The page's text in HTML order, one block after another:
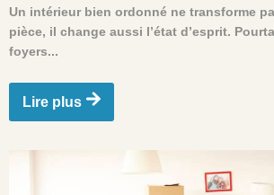
Un intérieur bien ordonné ne transforme
pièce, il change aussi l’état d’esprit.
foyers...
Lire plus